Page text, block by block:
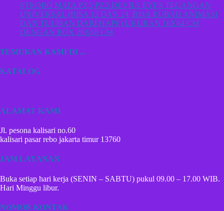
STROBO MATA P2,5 P2.5 DEVILS EYES TEGANGAN
UNIVERSAL (BISA 12 DAN 24, BISA RUBAH ANIMASI
DAN TULISAN DARI HAPE) UKURAN 16X64 CM
DENGAN BOX 20X68 CM
TEMUKAN KAMI DI ...
KATALOG
ALAMAT KAMI
Jl. pesona kalisari no.60
kalisari pasar rebo jakarta timur 13760
JAM LAYANAN
Buka setiap hari kerja (SENIN – SABTU) pukul 09.00 – 17.00 WIB.
Hari Minggu libur.
NOMOR KONTAK